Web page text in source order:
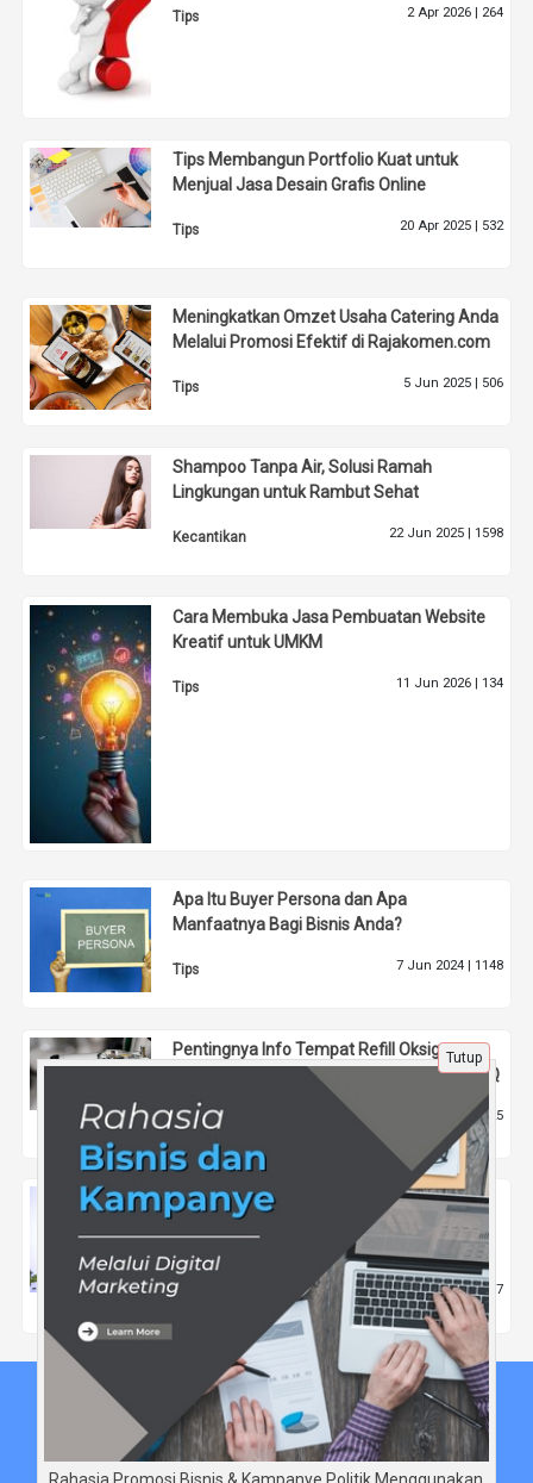
Tips 2 Apr 2026 | 264
Tips Membangun Portfolio Kuat untuk
Menjual Jasa Desain Grafis Online
Tips 20 Apr 2025 | 532
Meningkatkan Omzet Usaha Catering Anda
Melalui Promosi Efektif di Rajakomen.com
Tips 5 Jun 2025 | 506
Shampoo Tanpa Air, Solusi Ramah
Lingkungan untuk Rambut Sehat
Kecantikan 22 Jun 2025 | 1598
Cara Membuka Jasa Pembuatan Website
Kreatif untuk UMKM
Tips 11 Jun 2026 | 134
Apa Itu Buyer Persona dan Apa
Manfaatnya Bagi Bisnis Anda?
Tips 7 Jun 2024 | 1148
Pentingnya Info Tempat Refill Oksigen
Terdekat Saat Darurat di Covid SOS SehatQ
Tips 25 Agu 2021 | 2125
Kegiatan Unik Mahasiswa di Bulan
Ramadan: Haflah Quran Mahasiswa
Pendidikan 20 Mar 2025 |587
Beranda Tentang Kami
Disclaimer
Tutup